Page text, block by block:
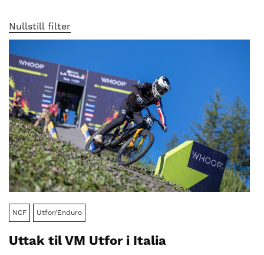
en
folkesport.
Nullstill filter
NCF Utfor/Enduro
Uttak til VM Utfor i Italia